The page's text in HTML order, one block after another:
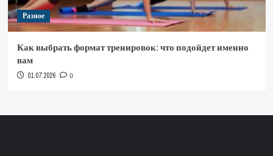
Разное
Как выбрать формат тренировок: что подойдет именно
вам
01.07.2026 0